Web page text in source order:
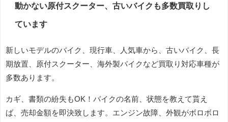
動かない原付スクーター、古いバイクも多数買取りし
ています
新しいモデルのバイク、現行車、人気車から、古いバイク、長
期放置、原付スクーター、海外製バイクなど買取り対応車種が
多数あります。
カギ、書類の紛失もOK！バイクの名前、状態を教えて貰え
ば、売却金額を即決致します。エンジン故障、外観がボロボロ